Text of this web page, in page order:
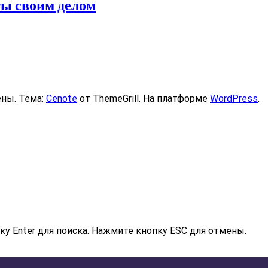
своим делом
Тема: Cenote от ThemeGrill. На платформе WordPress.
Enter для поиска. Нажмите кнопку ESC для отмены.